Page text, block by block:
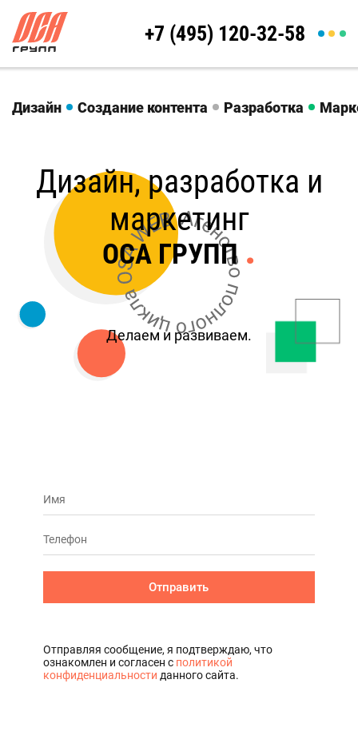
+7 (495) 120-32-58
Дизайн Создание контента Разработка
Дизайн, разработка и
маркетинг
ОСА ГРУПП .
Делаем и развиваем.
Отправить
Отправляя сообщение, я подтверждаю, что
ознакомлен и согласен с политикой
конфиденциальности данного сайта.